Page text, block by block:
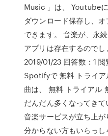
Music 」は、 Youtube
ダウンロード保存し、
できます。 音楽が、永
アプリは存在するのでし
2019/01/23 回答数：1
Spotifyで 無料 トライア
曲は、 無料 トライアル
だんだん多くなってき
音楽サービスが立ち上
分からない方もいらっ